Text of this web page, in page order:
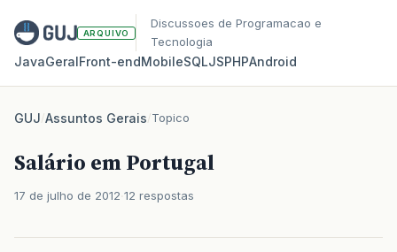
ARQUIVO
Discussoes de Programacao e
Tecnologia
JavaGeralFront‑endMobileSQLJSPHPAndroid
GUJ/Assuntos Gerais/Topico
Salário em Portugal
17 de julho de 2012 12 respostas